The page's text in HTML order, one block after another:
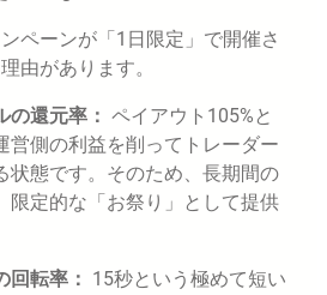
ペーンが「1日限定」で開催さ
由があります。
の還元率： ペイアウト105%と
営側の利益を削ってトレーダー
状態です。そのため、長期間の
限定的な「お祭り」として提供
回転率： 15秒という極めて短い